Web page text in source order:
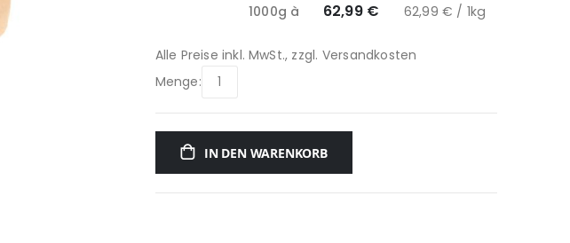
1000g à 62,99 € 62,99 € / 1kg
Alle Preise inkl. MwSt., zzgl. Versandkosten
Menge:
IN DEN WARENKORB